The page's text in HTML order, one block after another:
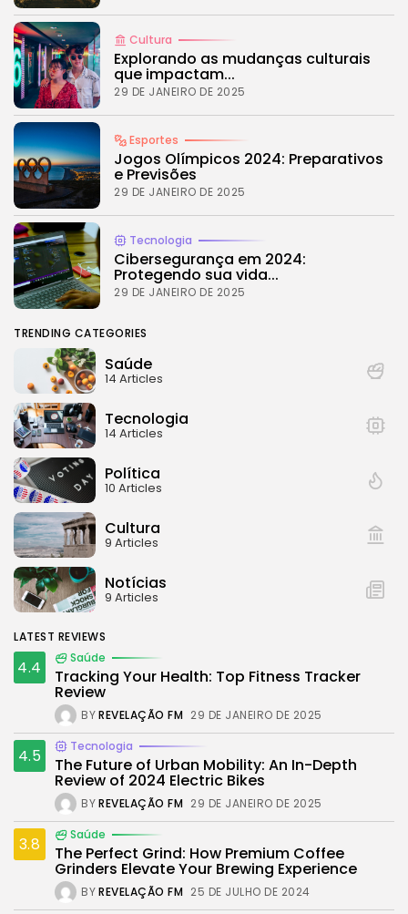
Cultura
Explorando as mudanças culturais
que impactam...
29 DE JANEIRO DE 2025
Esportes
Jogos Olímpicos 2024: Preparativos
e Previsões
29 DE JANEIRO DE 2025
Tecnologia
Cibersegurança em 2024:
Protegendo sua vida...
29 DE JANEIRO DE 2025
TRENDING CATEGORIES
Saúde
14 Articles
Tecnologia
14 Articles
Política
10 Articles
Cultura
9 Articles
Notícias
9 Articles
LATEST REVIEWS
4.4 Saúde
Tracking Your Health: Top Fitness Tracker
Review
BYREVELAÇÃO FM 29 DE JANEIRO DE 2025
4.5 Tecnologia
The Future of Urban Mobility: An In-Depth
Review of 2024 Electric Bikes
BYREVELAÇÃO FM 29 DE JANEIRO DE 2025
3.8 Saúde
The Perfect Grind: How Premium Coffee
Grinders Elevate Your Brewing Experience
BYREVELAÇÃO FM 25 DE JULHO DE 2024